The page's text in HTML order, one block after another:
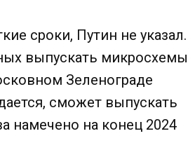
сроки, Путин не указал.
выпускать микросхемы
Зеленограде
сможет выпускать
намечено на конец 2024